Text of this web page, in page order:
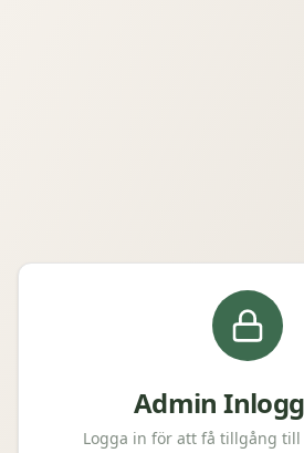
Admin
Logga in för att få tillgång